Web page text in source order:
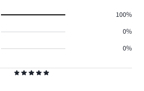
100%
0%
0%